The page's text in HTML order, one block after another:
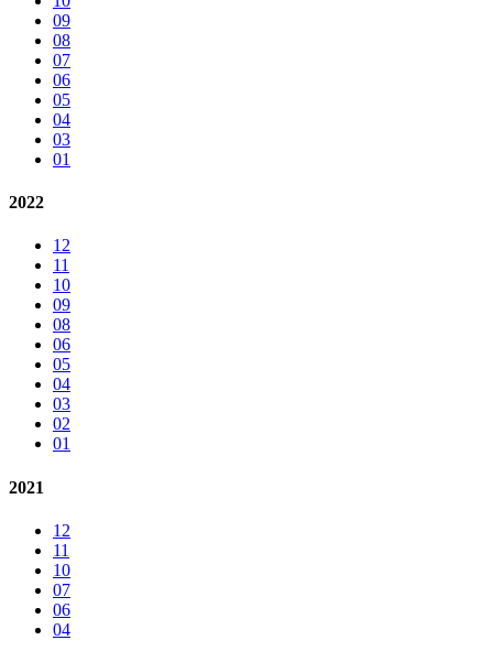
09
08
07
06
05
04
03
01
2022
12
11
10
09
08
06
05
04
03
02
01
2021
12
11
10
07
06
04